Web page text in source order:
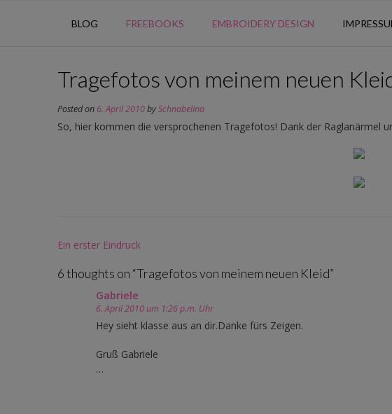
BLOG FREEBOOKS EMBROIDERY DESIGN
Tragefotos von meinem neuen
Posted on 6. April 2010bySchnabelina
So, hier kommen die versprochenen Tragefotos! Dank der Raglanärmel
Post
Ein erster Eindruck
6 thoughts on “Tragefotos von meinem neuen Kleid”
Gabriele
6. April 2010 um 1:26 p.m. Uhr
Hey sieht klasse aus an dir.Danke fürs Zeigen.
Gruß Gabriele
…